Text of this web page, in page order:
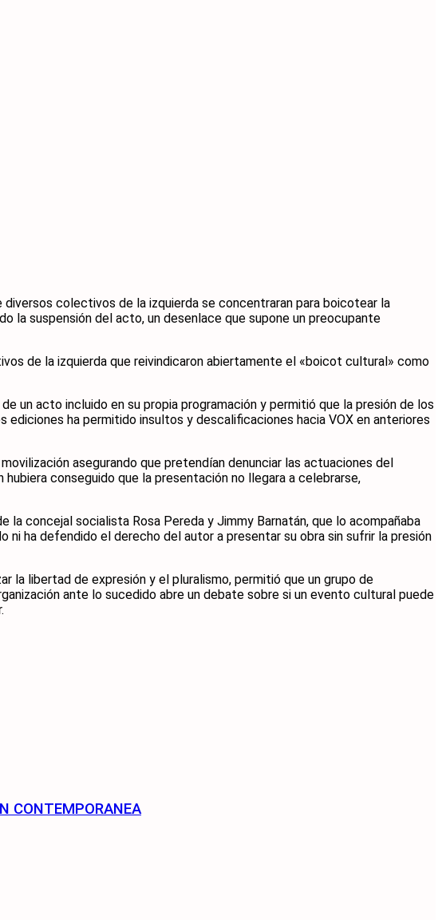
diversos colectivos de la izquierda se concentraran para boicotear la
la suspensión del acto, un desenlace que supone un preocupante
de la izquierda que reivindicaron abiertamente el «boicot cultural» como
un acto incluido en su propia programación y permitió que la presión de los
ediciones ha permitido insultos y descalificaciones hacia VOX en anteriores
asegurando que pretendían denunciar las actuaciones del
conseguido que la presentación no llegara a celebrarse,
la concejal socialista Rosa Pereda y Jimmy Barnatán, que lo acompañaba
ni ha defendido el derecho del autor a presentar su obra sin sufrir la presión
la libertad de expresión y el pluralismo, permitió que un grupo de
ante lo sucedido abre un debate sobre si un evento cultural puede
CONTEMPORANEA